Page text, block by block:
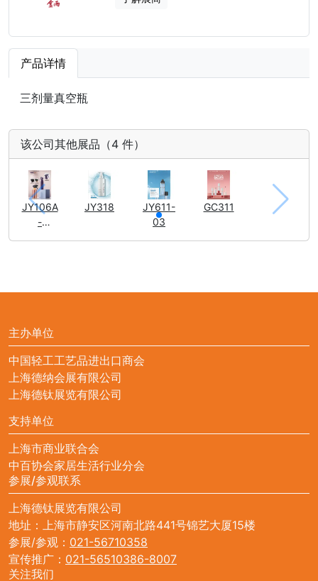
产品详情
三剂量真空瓶
该公司其他展品（4 件）
JY106A
-
JY318
JY611-
03
GC311
主办单位
中国轻工工艺品进出口商会
上海德纳会展有限公司
上海德钛展览有限公司
支持单位
上海市商业联合会
中百协会家居生活行业分会
参展/参观联系
上海德钛展览有限公司
地址：上海市静安区河南北路441号锦艺大厦15楼
参展/参观： 021-56710358
宣传推广： 021-56510386-8007
关注我们